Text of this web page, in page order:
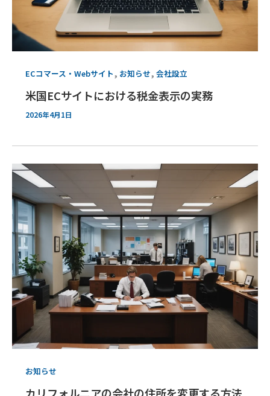
ECコマース・Webサイト, お知らせ, 会社設立
米国ECサイトにおける税金表示の実務
2026年4月1日
お知らせ
カリフォルニアの会社の住所を変更する方法